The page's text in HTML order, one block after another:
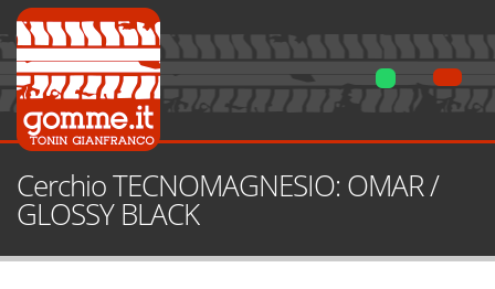
Cerchio TECNOMAGNESIO: OMAR /
GLOSSY BLACK